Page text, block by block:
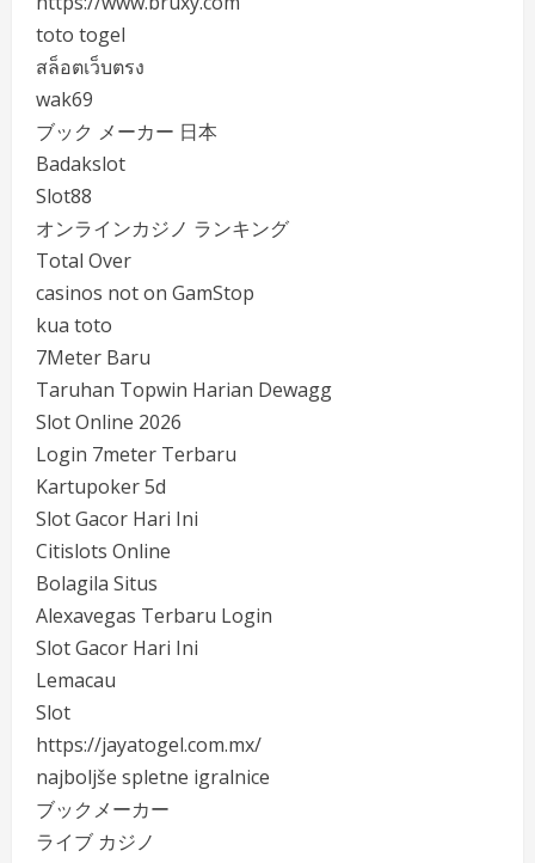
toto togel
สล็อตเว็บตรง
wak69
ブック メーカー 日本
Badakslot
Slot88
オンラインカジノ ランキング
Total Over
casinos not on GamStop
kua toto
7Meter Baru
Taruhan Topwin Harian Dewagg
Slot Online 2026
Login 7meter Terbaru
Kartupoker 5d
Slot Gacor Hari Ini
Citislots Online
Bolagila Situs
Alexavegas Terbaru Login
Slot Gacor Hari Ini
Lemacau
Slot
https://jayatogel.com.mx/
najboljše spletne igralnice
ブックメーカー
ライブ カジノ